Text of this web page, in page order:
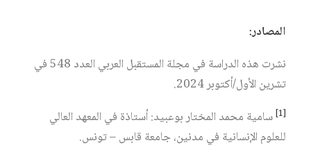
المصادر:
نشرت هذه الدراسة في مجلة المستقبل العربي العدد 548 في
تشرين الأول/أكتوبر 2024.
[1]
سامية محمد المختار بوعبيد: أستاذة في المعهد العالي
للعلوم الإنسانية في مدنين، جامعة قابس – تونس.